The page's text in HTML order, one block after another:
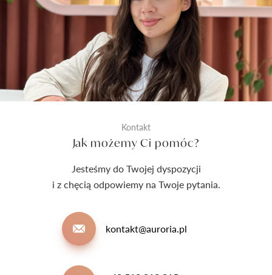
Kontakt
Jak możemy Ci pomóc?
Jesteśmy do Twojej dyspozycji
i z chęcią odpowiemy na Twoje pytania.
kontakt@auroria.pl